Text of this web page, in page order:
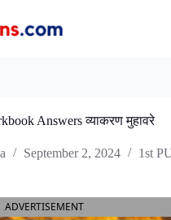
Answers व्याकरण मुहावरे
September 2, 2024 1st
ADVERTISEMENT